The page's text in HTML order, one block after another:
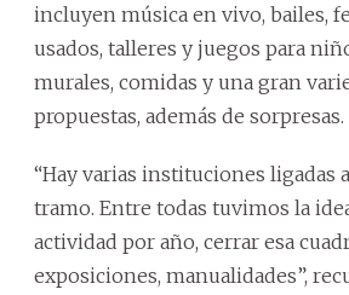
incluyen música en vivo, bailes,
usados, talleres y juegos para
murales, comidas y una gran
propuestas, además de sorpresas.
“Hay varias instituciones ligadas
tramo. Entre todas tuvimos la
actividad por año, cerrar esa
exposiciones, manualidades”,